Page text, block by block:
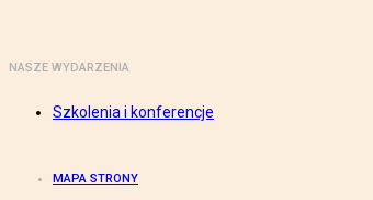
NASZE WYDARZENIA
Szkolenia i konferencje
MAPA STRONY